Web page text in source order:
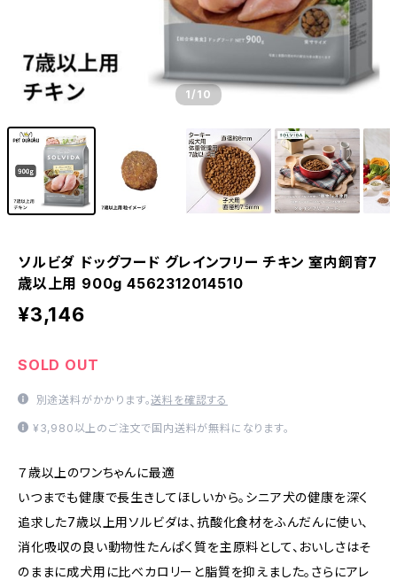
1/10
ソルビダ ドッグフード グレインフリー チキン 室内飼育7
歳以上用 900g 4562312014510
¥3,146
SOLD OUT
別途送料がかかります。送料を確認する
¥3,980以上のご注文で国内送料が無料になります。
７歳以上のワンちゃんに最適
いつまでも健康で長生きしてほしいから。シニア犬の健康を深く
追求した7歳以上用ソルビダは、抗酸化食材をふんだんに使い、
消化吸収の良い動物性たんぱく質を主原料として、おいしさはそ
のままに成犬用に比べカロリーと脂質を抑えました。さらにアレ